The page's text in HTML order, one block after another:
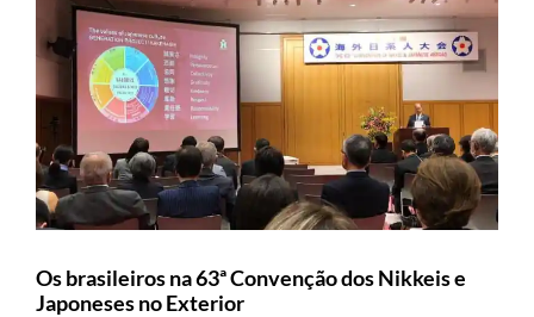
Os brasileiros na 63ª Convenção dos Nikkeis e
Japoneses no Exterior